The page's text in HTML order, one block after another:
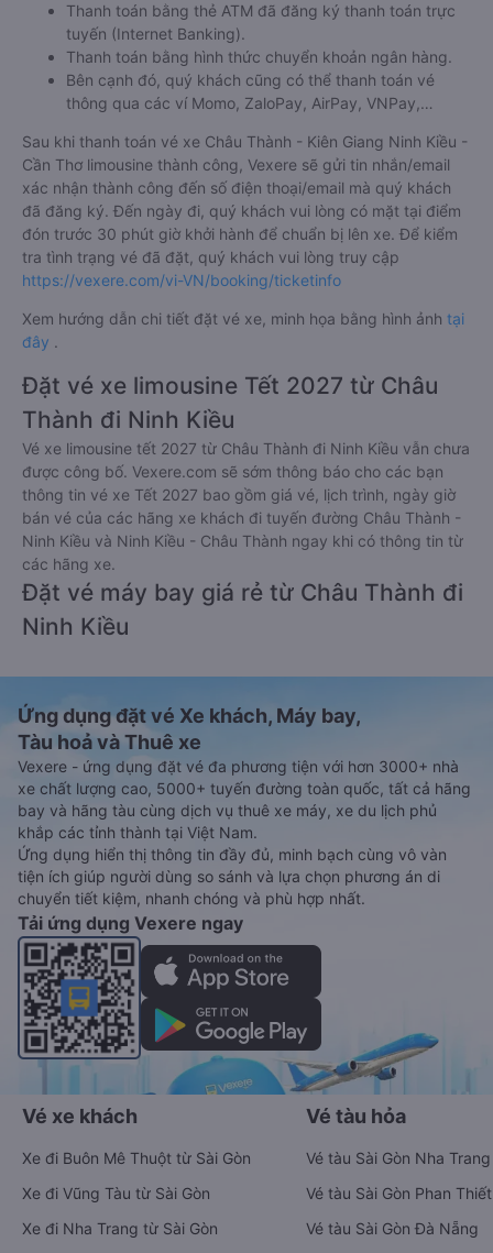
Thanh toán bằng thẻ ATM đã đăng ký thanh toán trực
tuyến (Internet Banking).
Thanh toán bằng hình thức chuyển khoản ngân hàng.
Bên cạnh đó, quý khách cũng có thể thanh toán vé
thông qua các ví Momo, ZaloPay, AirPay, VNPay,…
Sau khi thanh toán vé xe Châu Thành - Kiên Giang Ninh Kiều -
Cần Thơ limousine thành công, Vexere sẽ gửi tin nhắn/email
xác nhận thành công đến số điện thoại/email mà quý khách
đã đăng ký. Đến ngày đi, quý khách vui lòng có mặt tại điểm
đón trước 30 phút giờ khởi hành để chuẩn bị lên xe. Để kiểm
tra tình trạng vé đã đặt, quý khách vui lòng truy cập
https://vexere.com/vi-VN/booking/ticketinfo
Xem hướng dẫn chi tiết đặt vé xe, minh họa bằng hình ảnh tại
đây .
Đặt vé xe limousine Tết 2027 từ Châu
Thành đi Ninh Kiều
Vé xe limousine tết 2027 từ Châu Thành đi Ninh Kiều vẫn chưa
được công bố. Vexere.com sẽ sớm thông báo cho các bạn
thông tin vé xe Tết 2027 bao gồm giá vé, lịch trình, ngày giờ
bán vé của các hãng xe khách đi tuyến đường Châu Thành -
Ninh Kiều và Ninh Kiều - Châu Thành ngay khi có thông tin từ
các hãng xe.
Đặt vé máy bay giá rẻ từ Châu Thành đi
Ninh Kiều
Ứng dụng đặt vé Xe khách, Máy bay,
Tàu hoả và Thuê xe
Vexere - ứng dụng đặt vé đa phương tiện với hơn 3000+ nhà
xe chất lượng cao, 5000+ tuyến đường toàn quốc, tất cả hãng
bay và hãng tàu cùng dịch vụ thuê xe máy, xe du lịch phủ
khắp các tỉnh thành tại Việt Nam.
Ứng dụng hiển thị thông tin đầy đủ, minh bạch cùng vô vàn
tiện ích giúp người dùng so sánh và lựa chọn phương án di
chuyển tiết kiệm, nhanh chóng và phù hợp nhất.
Tải ứng dụng Vexere ngay
Vé xe khách
Xe đi Buôn Mê Thuột từ Sài Gòn
Xe đi Vũng Tàu từ Sài Gòn
Xe đi Nha Trang từ Sài Gòn
Vé tàu hỏa
Vé tàu Sài Gòn Nha Trang
Vé tàu Sài Gòn Phan Thiết
Vé tàu Sài Gòn Đà Nẵng